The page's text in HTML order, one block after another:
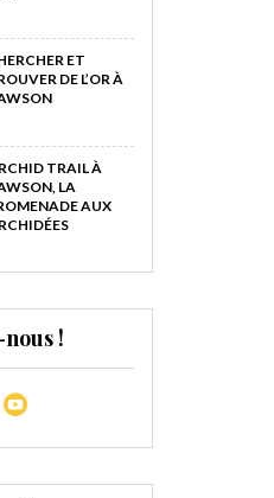
ET
DE L’OR À
TRAIL À
LA
AUX
!